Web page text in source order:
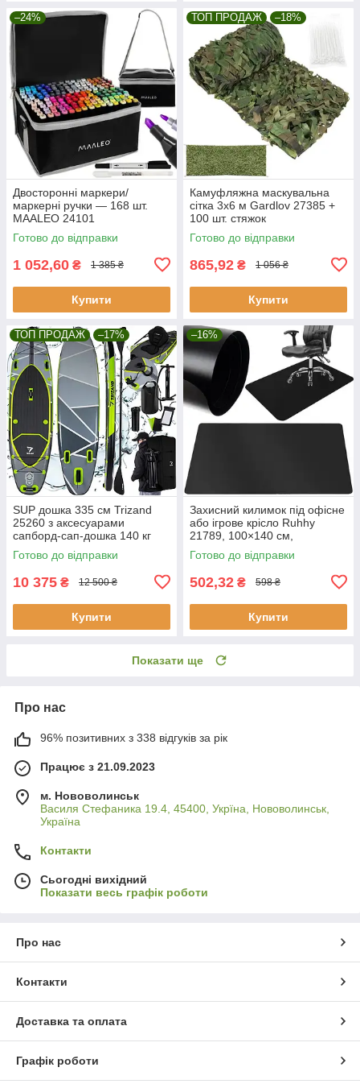
–24%
Двосторонні маркери/
маркерні ручки — 168 шт.
MAALEO 24101
Готово до відправки
1 052,60 ₴ 1 385 ₴
Купити
ТОП ПРОДАЖ –18%
Камуфляжна маскувальна
сітка 3x6 м Gardlov 27385 +
100 шт. стяжок
Готово до відправки
865,92 ₴ 1 056 ₴
Купити
ТОП ПРОДАЖ –17%
SUP дошка 335 см Trizand
25260 з аксесуарами
сапборд-сап-дошка 140 кг
Готово до відправки
10 375 ₴ 12 500 ₴
Купити
–16%
Захисний килимок під офісне
або ігрове крісло Ruhhy
21789, 100×140 см,
поліпропілен
Готово до відправки
502,32 ₴ 598 ₴
Купити
Показати ще
Про нас
96% позитивних з 338 відгуків за рік
Працює з 21.09.2023
м. Нововолинськ
Василя Стефаника 19.4, 45400, Укрїна, Нововолинськ,
Україна
Контакти
Сьогодні вихідний
Показати весь графік роботи
Про нас
Контакти
Доставка та оплата
Графік роботи